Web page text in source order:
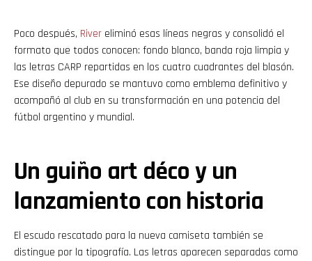
Poco después, River eliminó esas líneas negras y consolidó el
formato que todos conocen: fondo blanco, banda roja limpia y
las letras CARP repartidas en los cuatro cuadrantes del blasón.
Ese diseño depurado se mantuvo como emblema definitivo y
acompañó al club en su transformación en una potencia del
fútbol argentino y mundial.
Un guiño art déco y un
lanzamiento con historia
El escudo rescatado para la nueva camiseta también se
distingue por la tipografía. Las letras aparecen separadas como